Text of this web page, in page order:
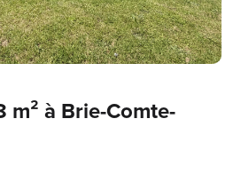
à Brie-Comte-